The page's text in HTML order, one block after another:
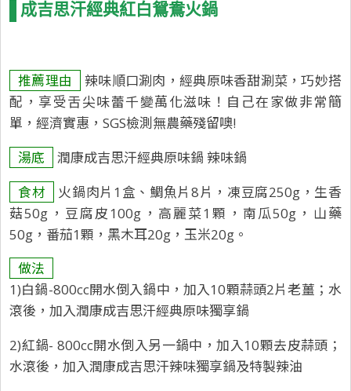
成吉思汗經典紅白鴛鴦火鍋
推薦理由
辣味順口涮肉，經典原味香甜涮菜，巧妙搭
配，享受舌尖味蕾千變萬化滋味！自己在家做非常簡
單，經濟實惠，SGS檢測無農藥殘留噢!
湯底
潤康成吉思汗經典原味鍋 辣味鍋
食材
火鍋肉片1盒、鯛魚片8片，凍豆腐250g，生香
菇50g，豆腐皮100g，高麗菜1顆，南瓜50g，山藥
50g，番茄1顆，黑木耳20g，玉米20g。
做法
1)白鍋-800cc開水倒入鍋中，加入10顆蒜頭2片老薑；水
滾後，加入潤康成吉思汗經典原味獨享鍋
2)紅鍋- 800cc開水倒入另一鍋中，加入10顆去皮蒜頭；
水滾後，加入潤康成吉思汗辣味獨享鍋及特製辣油